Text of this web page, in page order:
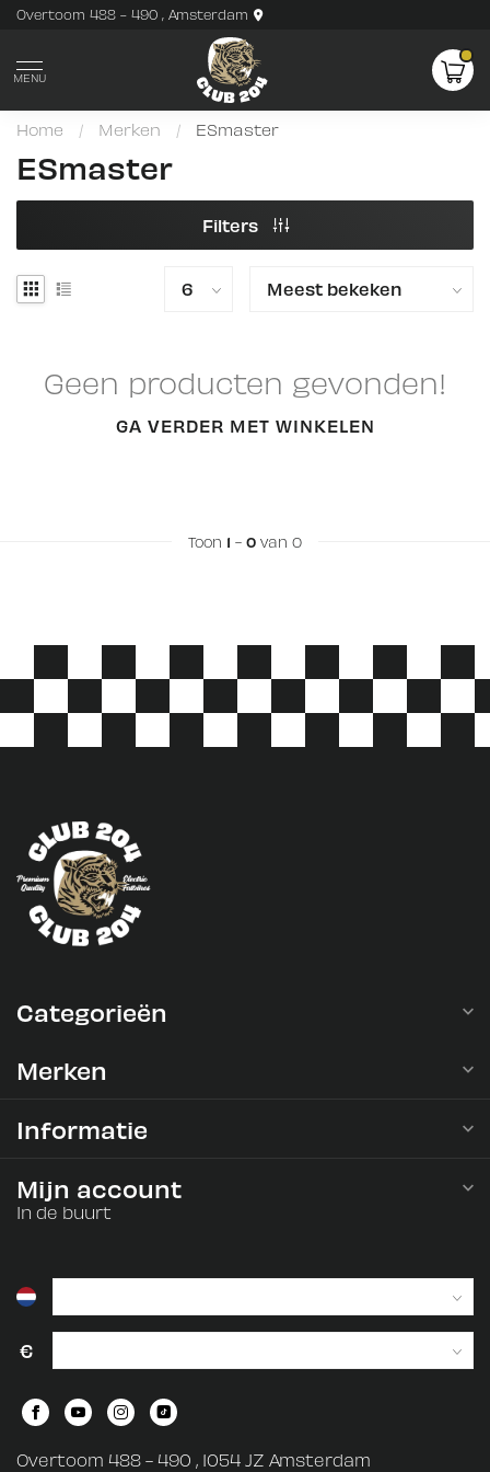
Overtoom 488 - 490 , Amsterdam
MENU
Home / Merken / ESmaster
ESmaster
Filters
Geen producten gevonden!
GA VERDER MET WINKELEN
Toon 1 - 0 van 0
Categorieën
Merken
Informatie
Mijn account
In de buurt
€
Overtoom 488 - 490 , 1054 JZ Amsterdam